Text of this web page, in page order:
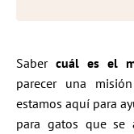
Saber cuál es el
parecer una
estamos aquí para
para gatos que se